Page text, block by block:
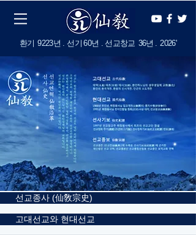
​환기 9223년 . 선기 60년 . 선교창교 36년 . 2026'
한국의 선교 (仙敎)
선교종사 (仙敎宗史)
고대선교와 현대선교